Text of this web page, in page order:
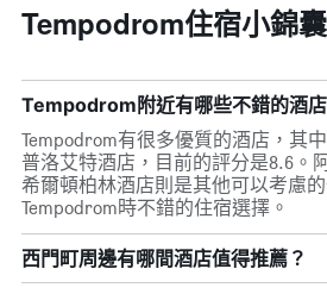
Tempodrom住宿小錦囊
Tempodrom附近有哪些不錯的酒店
Tempodrom有很多優質的酒店，其
普洛艾特酒店，目前的評分是8.6。
希爾頓柏林酒店則是其他可以考慮
Tempodrom時不錯的住宿選擇。
西門町周邊有哪間酒店值得推薦？